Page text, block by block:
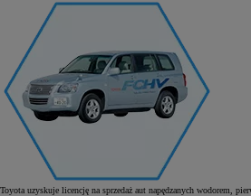
Toyota uzyskuje licencję na sprzedaż aut napędzanych wodorem,